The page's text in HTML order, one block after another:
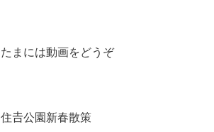
たまには動画をどうぞ
住𠮷公園新春散策